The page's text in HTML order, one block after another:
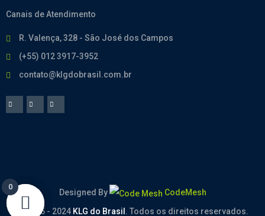
Canais de Atendimento
R. Valença, 328 - São José dos Campos
(+55) 012 3917-3952
contato@klgdobrasil.com.br
Designed By
CodeMesh
© 2005 - 2024 KLG do Brasil. Todos os direitos reservados.
0
0